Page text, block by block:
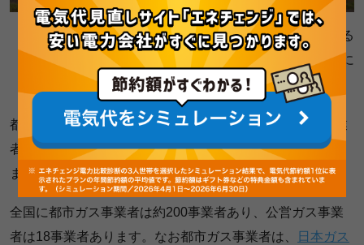
都市ガスの主な原料は、天然ガスや海外から輸入される
液化天然ガス（LNG）で、
ガス導管を通じて
各家庭に
供給されます。
都市ガスを使うには、都市ガス事業者（一般ガス導管事業
者）や地方公共団体が運営する公営ガス事業者と契約をし
ます。
全国に都市ガス事業者は約200事業者あり、公営ガス事業
者は18事業者あります。なお都市ガス事業者は、
日本ガス